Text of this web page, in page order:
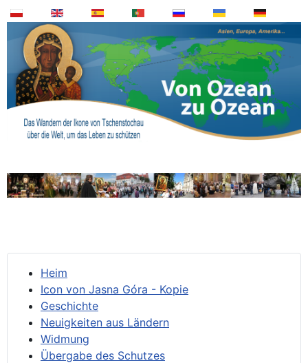
Heim
Icon von Jasna Góra - Kopie
Geschichte
Neuigkeiten aus Ländern
Widmung
Übergabe des Schutzes